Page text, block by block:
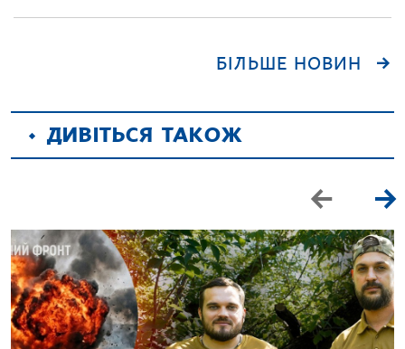
БІЛЬШЕ НОВИН
ДИВІТЬСЯ ТАКОЖ